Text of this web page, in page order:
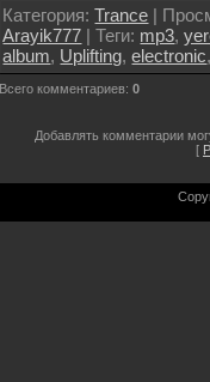
Категория:Trance |
Arayik777 |Теги: mp3,
album, Uplifting,electronic
Всего комментариев:0
Добавлять комментарии
[